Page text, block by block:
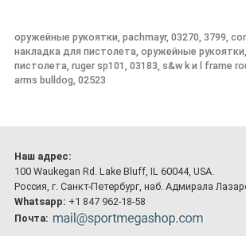
оружейные рукоятки, pachmayr, 03270, 3799,
накладка для пистолета, оружейные
пистолета, ruger sp101, 03183, s&w k и l frame
arms bulldog, 02523
Наш адрес:
100 Waukegan Rd. Lake Bluff, IL 60044, USA.
Россия, г. Санкт-Петербург, наб. Адмирала
Whatsapp: +1 847 962-18-58
Почта: